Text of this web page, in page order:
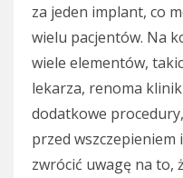
za jeden implant, co
wielu pacjentów. Na
wiele elementów,
lekarza, renoma
dodatkowe
przed
zwrócić uwagę na